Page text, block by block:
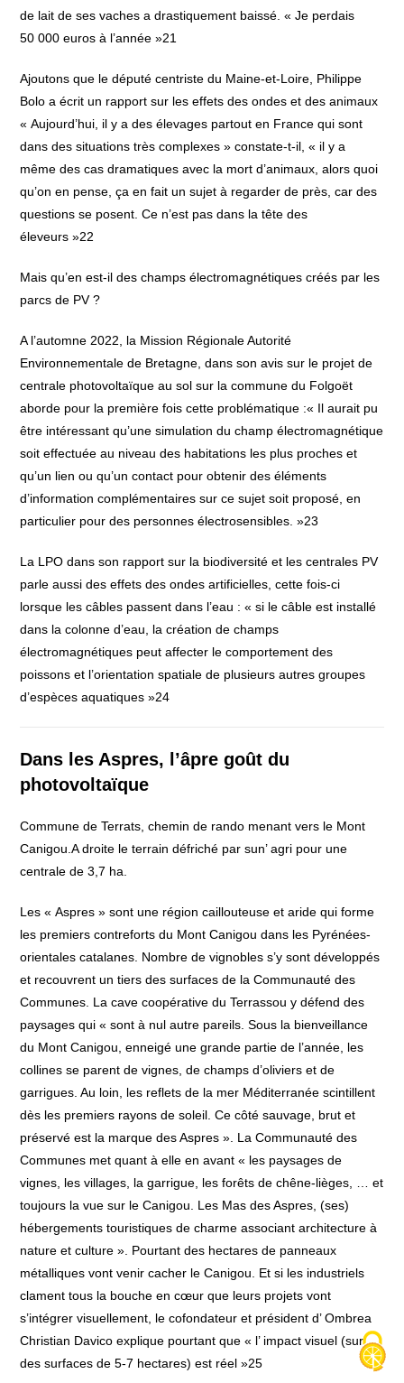
de lait de ses vaches a drastiquement baissé. « Je perdais
50 000 euros à l’année »21
Ajoutons que le député centriste du Maine-et-Loire, Philippe
Bolo a écrit un rapport sur les effets des ondes et des animaux
« Aujourd’hui, il y a des élevages partout en France qui sont
dans des situations très complexes » constate-t-il, « il y a
même des cas dramatiques avec la mort d’animaux, alors quoi
qu’on en pense, ça en fait un sujet à regarder de près, car des
questions se posent. Ce n’est pas dans la tête des
éleveurs »22
Mais qu’en est-il des champs électromagnétiques créés par les
parcs de PV ?
A l’automne 2022, la Mission Régionale Autorité
Environnementale de Bretagne, dans son avis sur le projet de
centrale photovoltaïque au sol sur la commune du Folgoët
aborde pour la première fois cette problématique :« Il aurait pu
être intéressant qu’une simulation du champ électromagnétique
soit effectuée au niveau des habitations les plus proches et
qu’un lien ou qu’un contact pour obtenir des éléments
d’information complémentaires sur ce sujet soit proposé, en
particulier pour des personnes électrosensibles. »23
La LPO dans son rapport sur la biodiversité et les centrales PV
parle aussi des effets des ondes artificielles, cette fois-ci
lorsque les câbles passent dans l’eau : « si le câble est installé
dans la colonne d’eau, la création de champs
électromagnétiques peut affecter le comportement des
poissons et l’orientation spatiale de plusieurs autres groupes
d’espèces aquatiques »24
Dans les Aspres, l’âpre goût du
photovoltaïque
Commune de Terrats, chemin de rando menant vers le Mont
Canigou.A droite le terrain défriché par sun’ agri pour une
centrale de 3,7 ha.
Les « Aspres » sont une région caillouteuse et aride qui forme
les premiers contreforts du Mont Canigou dans les Pyrénées-
orientales catalanes. Nombre de vignobles s’y sont développés
et recouvrent un tiers des surfaces de la Communauté des
Communes. La cave coopérative du Terrassou y défend des
paysages qui « sont à nul autre pareils. Sous la bienveillance
du Mont Canigou, enneigé une grande partie de l’année, les
collines se parent de vignes, de champs d’oliviers et de
garrigues. Au loin, les reflets de la mer Méditerranée scintillent
dès les premiers rayons de soleil. Ce côté sauvage, brut et
préservé est la marque des Aspres ». La Communauté des
Communes met quant à elle en avant « les paysages de
vignes, les villages, la garrigue, les forêts de chêne-lièges, … et
toujours la vue sur le Canigou. Les Mas des Aspres, (ses)
hébergements touristiques de charme associant architecture à
nature et culture ». Pourtant des hectares de panneaux
métalliques vont venir cacher le Canigou. Et si les industriels
clament tous la bouche en cœur que leurs projets vont
s’intégrer visuellement, le cofondateur et président d’ Ombrea
Christian Davico explique pourtant que « l’ impact visuel (sur
des surfaces de 5-7 hectares) est réel »25